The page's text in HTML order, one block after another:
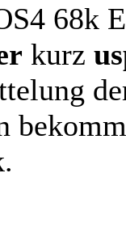
68k
kurz